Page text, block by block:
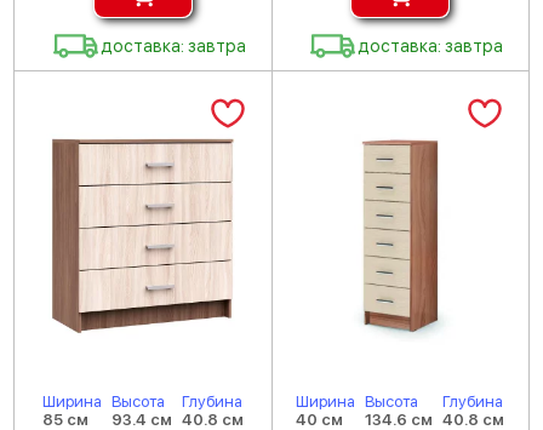
доставка: завтра доставка: завтра
Ширина
85 см
Высота
93.4 см
Глубина
40.8 см
Ширина
40 см
Высота
134.6 см
Глубина
40.8 см